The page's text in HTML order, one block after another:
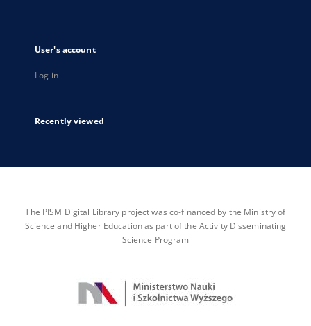
User's account
Log in
Recently viewed
The PISM Digital Library project was co-financed by the Ministry of
Science and Higher Education as part of the Activity Disseminating
Science Program